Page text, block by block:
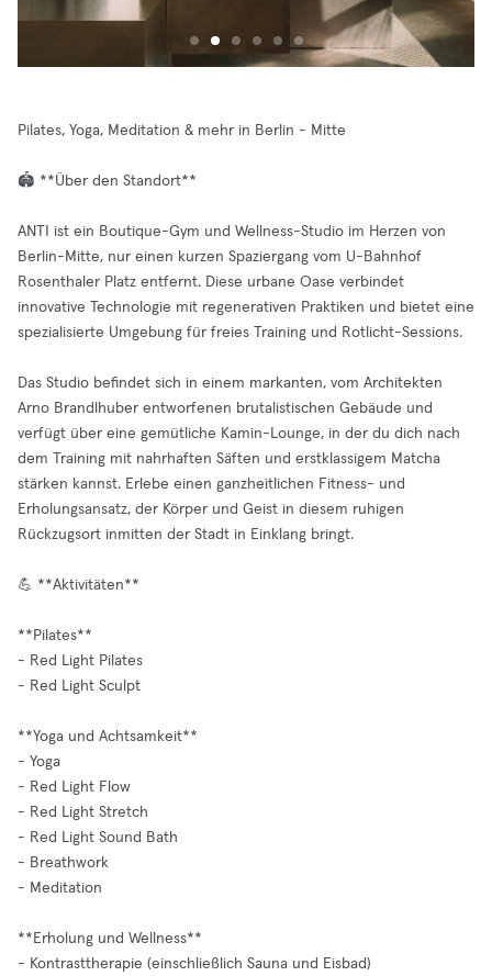
Pilates, Yoga, Meditation & mehr in Berlin - Mitte
🏟️ **Über den Standort**
ANTI ist ein Boutique-Gym und Wellness-Studio im Herzen von
Berlin-Mitte, nur einen kurzen Spaziergang vom U-Bahnhof
Rosenthaler Platz entfernt. Diese urbane Oase verbindet
innovative Technologie mit regenerativen Praktiken und bietet eine
spezialisierte Umgebung für freies Training und Rotlicht-Sessions.
Das Studio befindet sich in einem markanten, vom Architekten
Arno Brandlhuber entworfenen brutalistischen Gebäude und
verfügt über eine gemütliche Kamin-Lounge, in der du dich nach
dem Training mit nahrhaften Säften und erstklassigem Matcha
stärken kannst. Erlebe einen ganzheitlichen Fitness- und
Erholungsansatz, der Körper und Geist in diesem ruhigen
Rückzugsort inmitten der Stadt in Einklang bringt.
💪 **Aktivitäten**
**Pilates**
- Red Light Pilates
- Red Light Sculpt
**Yoga und Achtsamkeit**
- Yoga
- Red Light Flow
- Red Light Stretch
- Red Light Sound Bath
- Breathwork
- Meditation
**Erholung und Wellness**
- Kontrasttherapie (einschließlich Sauna und Eisbad)